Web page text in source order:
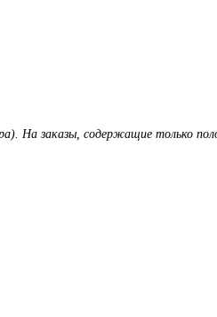
На заказы, содержащие только